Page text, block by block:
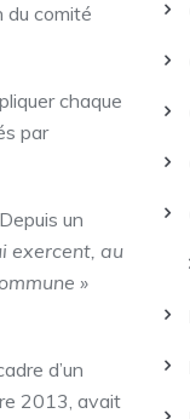
du comité
chaque
par
un
exercent, au
»
d’un
2013, avait